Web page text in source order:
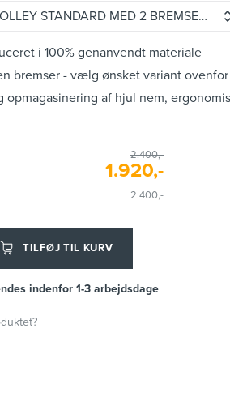
AHCON WHEEL TROLLEY STANDARD
i 100% genanvendt materiale
bremser - vælg ønsket variant ovenfor
opmagasinering af hjul nem,
2.400,-
1.920,-
2.400,-
TILFØJ TIL KURV
indenfor 1-3 arbejdsdage